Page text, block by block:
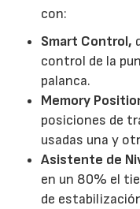
con:
Smart Control,
control de la
palanca.
Memory
posiciones de
usadas una y
Asistente de
en un 80% el
de